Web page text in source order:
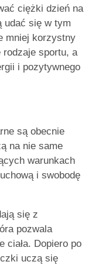
ciężki dzień na
udać się w tym
mniej korzystny
sportu, a
i pozytywnego
są obecnie
na nie same
warunkach
i swobodę
się z
pozwala
ciała. Dopiero po
uczą się